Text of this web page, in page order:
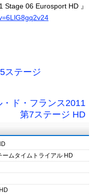
Stage 06 Eurosport HD 』
ステージ
ド・フランス2011
第7ステージ HD
ムタイムトライアル HD